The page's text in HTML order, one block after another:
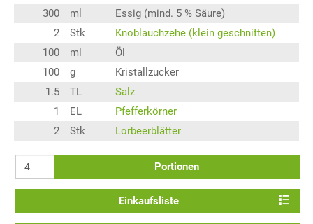
300
ml
Essig (mind. 5 % Säure)
2
Stk
Knoblauchzehe (klein geschnitten)
100
ml
Öl
100
g
Kristallzucker
1.5
TL
Salz
1
EL
Pfefferkörner
2
Stk Lorbeerblätter
Portionen
Einkaufsliste